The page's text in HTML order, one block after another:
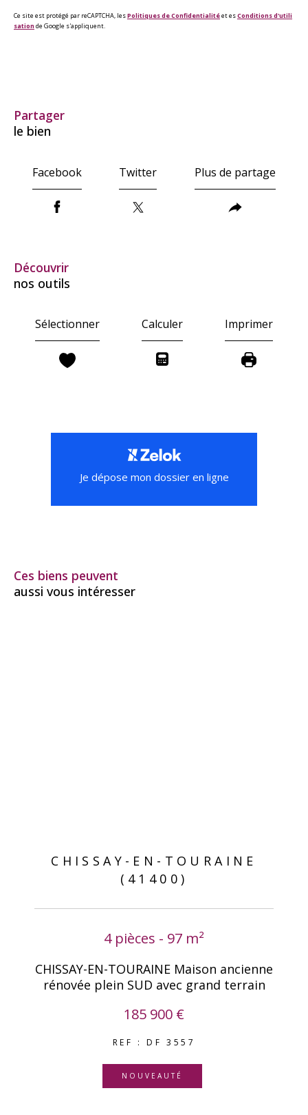
Ce site est protégé par reCAPTCHA, lesPolitiques de Confidentialitéet esConditions d'utili
sation de Google s'appliquent.
partager
le bien
Facebook Twitter Plus de partage
découvrir
nos outils
Sélectionner Calculer Imprimer
Je dépose mon dossier en ligne
Ces biens peuvent
aussi vous intéresser
CHISSAY-EN-TOURAINE
(41400)
4 pièces - 97 m²
CHISSAY-EN-TOURAINE Maison ancienne
rénovée plein SUD avec grand terrain
185 900 €
REF : DF 3557
NOUVEAUTÉ